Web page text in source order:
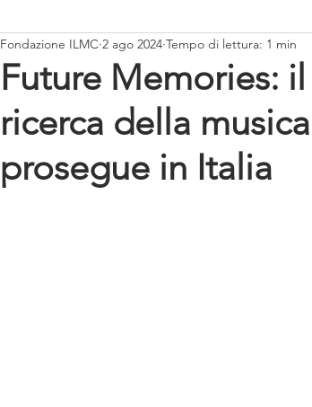
Future Memories:
ricerca della
prosegue in Italia
Fondazione ILMC 2 ago 2024 Tempo di lettura: 1 min